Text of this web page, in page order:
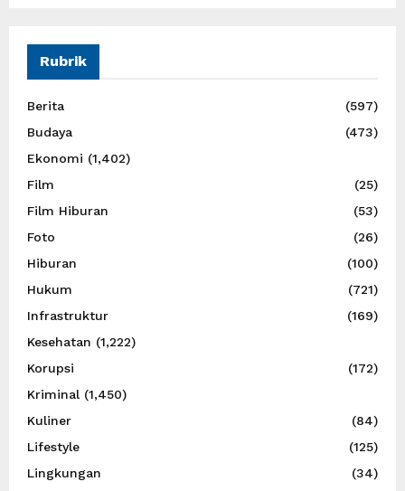
Rubrik
Berita
(597)
Budaya
(473)
Ekonomi (1,402)
Film
(25)
Film Hiburan
(53)
Foto
(26)
Hiburan
(100)
Hukum
(721)
Infrastruktur
(169)
Kesehatan (1,222)
Korupsi
(172)
Kriminal (1,450)
Kuliner
(84)
Lifestyle
(125)
Lingkungan
(34)